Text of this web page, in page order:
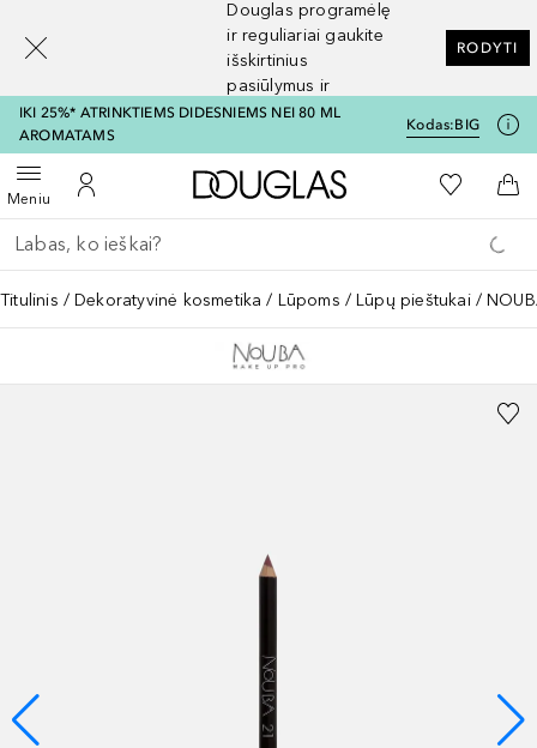
Douglas programėlę
ir reguliariai gaukite
išskirtinius
pasiūlymus ir
nuolaidas
RODYTI
IKI 25%* ATRINKTIEMS DIDESNIEMS NEI 80 ML
AROMATAMS
Kodas:BIG
MeniuAtidaryti meniuĮ mano paskyrą
Į Douglas pagrindinį
Į mano
Į
Grįžk atgal
Vykdykite paiešką
Titulinis Dekoratyvinė kosmetika Lūpoms Lūpų pieštukai
[navigation.slideout.screenreader]